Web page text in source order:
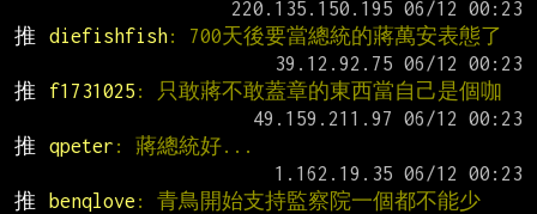
推
diefishfish: 700天後要當總統的蔣萬安表態了
推
f1731025 : 只敢蔣不敢蓋章的東西當自己是個咖
推
qpeter : 蔣總統好...
推
benqlove : 青鳥開始支持監察院一個都不能少